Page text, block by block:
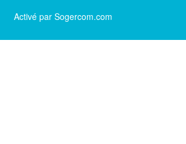
Activé par Sogercom.com